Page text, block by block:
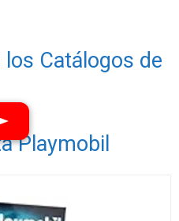
Catálogos de
Playmobil